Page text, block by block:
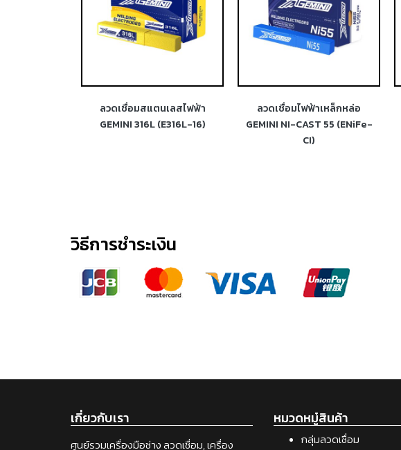
ลวดเชื่อมสแตนเลสไฟฟ้า
GEMINI 316L (E316L-16)
ลวดเชื่อมไฟฟ้าเหล็กหล่อ
GEMINI NI-CAST 55 (ENiFe-
CI)
วิธีการชำระเงิน
เกี่ยวกับเรา
ศูนย์รวมเครื่องมือช่าง ลวดเชื่อม, เครื่อง
หมวดหมู๋สินค้า
กลุ่มลวดเชื่อม